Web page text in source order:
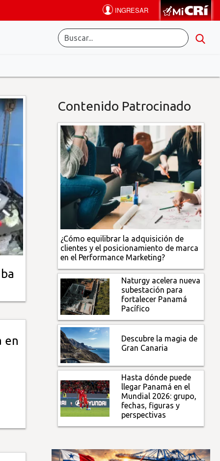
en
Contenido Patrocinado
¿Cómo equilibrar la adquisición de
clientes y el posicionamiento de marca
en el Performance Marketing?
Naturgy acelera nueva
subestación para
fortalecer Panamá
Pacífico
Descubre la magia de
Gran Canaria
Hasta dónde puede
llegar Panamá en el
Mundial 2026: grupo,
fechas, figuras y
perspectivas